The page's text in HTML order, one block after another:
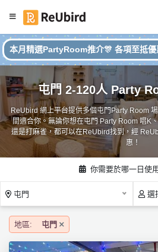
繁
中
E
N
登
服
務
#
本
月
P
ar
R
o
o
本月精選PartyRoom推介🎊 各項至抵優
屯門 2-120人 Party
ReUbird 網上平台提供多個屯門Party Room
間適合你。無論你想在屯門 Party Room 唱K
還是打麻雀，都可以在ReUbird找到，經
惠！
你需要於哪一日使
屯門 選
地區: 屯門